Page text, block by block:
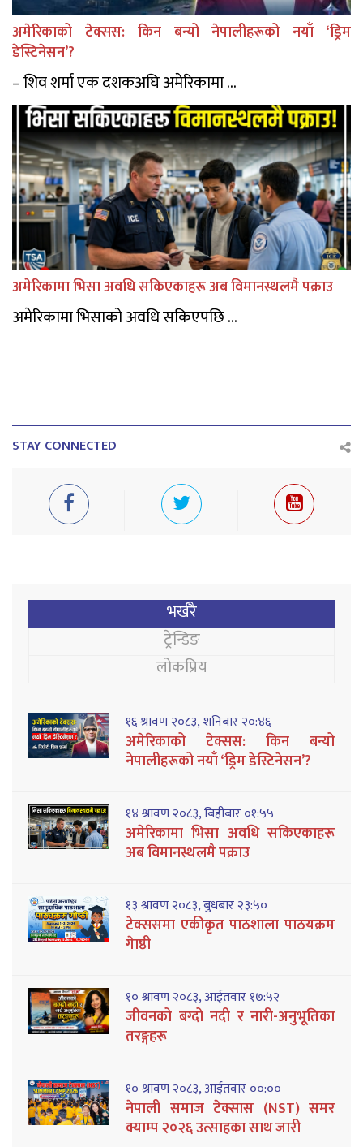
अमेरिकाको टेक्सस: किन बन्यो नेपालीहरूको नयाँ ‘ड्रिम
डेस्टिनेसन’?
– शिव शर्मा एक दशकअघि अमेरिकामा ...
अमेरिकामा भिसा अवधि सकिएकाहरू अब विमानस्थलमै पक्राउ
अमेरिकामा भिसाको अवधि सकिएपछि ...
STAY CONNECTED
भर्खरै
ट्रेन्डिङ
लोकप्रिय
१६ श्रावण २०८३, शनिबार २०:४६
अमेरिकाको टेक्सस: किन बन्यो
नेपालीहरूको नयाँ ‘ड्रिम डेस्टिनेसन’?
१४ श्रावण २०८३, बिहीबार ०१:५५
अमेरिकामा भिसा अवधि सकिएकाहरू
अब विमानस्थलमै पक्राउ
१३ श्रावण २०८३, बुधबार २३:५०
टेक्ससमा एकीकृत पाठशाला पाठयक्रम
गेाष्ठी
१० श्रावण २०८३, आईतवार १७:५२
जीवनको बग्दो नदी र नारी-अनुभूतिका
तरङ्गहरू
१० श्रावण २०८३, आईतवार ००:००
नेपाली समाज टेक्सास (NST) समर
क्याम्प २०२६ उत्साहका साथ जारी